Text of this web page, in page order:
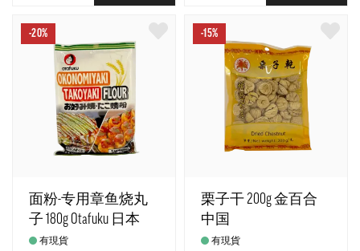
-20%
面粉-专用章鱼烧丸
子 180g Otafuku 日本
有現貨
-15%
栗子干 200g 金百合
中国
有現貨